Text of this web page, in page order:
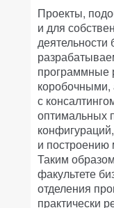
Проекты,
и для
программные
коробочными,
с
оптимальных
и построению
Таким
факультете
отделения
практически